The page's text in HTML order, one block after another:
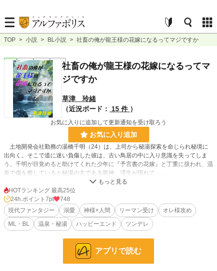
TOP > 小説 > BL小説 > 社畜の俺が龍王様の花嫁になるってマジですか
BL 完結 長編
社畜の俺が龍王様の花嫁になるってマ
ジですか
草津 玲緒
（近況ボード：
15 件 ）
お気に入りに追加して更新通知を受け取ろう
お気に入り追加
土地開発会社勤務の湯橋千明（24）は、上司から秘湯探索を命じられ秘境に
出向く。そこで道に迷い負傷した彼は、古い鳥居の中に入り意識を失ってしま
う。千明が目覚めると助けてくれた少年に『予言書の花嫁』と丁重に扱われ、温
泉で傷を癒していると秘湯の主である龍神、澪生が現れて……。
社畜リーマンと秘湯を護る龍神が織りなす運命的？ラブストーリー。
※本作に登場する場所、人物、企業・組織等はすべてフィクションです。
※鬼畜・パワハラ等の描写があります。ご注意ください。
※表紙素材:なちゃ様（pixiv：そざい屋なっちゃん）
37,165 位 / 228,654 件
9,948 位 / 31,396 件
HOTランキング 最高25位
24h.ポイント 7pt
748
現代ファンタジー
溺愛 神様×人間 リーマン受け
オレ様攻め
ML・BL
温泉・秘湯 ハッピーエンド ツンデレ
アプリで読む